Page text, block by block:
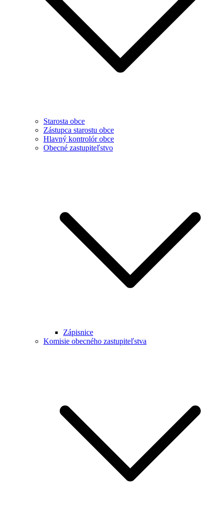
Starosta obce
Zástupca starostu obce
Hlavný kontrolór obce
Obecné zastupiteľstvo
Zápisnice
Komisie obecného zastupiteľstva